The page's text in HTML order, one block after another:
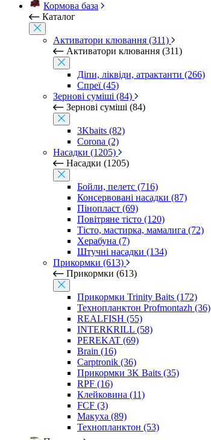
Кормова база
Каталог
Активатори клювання (311)
Активатори клювання (311)
Діпи, ліквіди, атрактанти (266)
Спреї (45)
Зернові суміші (84)
Зернові суміші (84)
3Kbaits (82)
Corona (2)
Насадки (1205)
Насадки (1205)
Бойли, пелетс (716)
Консервовані насадки (87)
Пінопласт (69)
Повітряне тісто (120)
Тісто, мастирка, мамалига (72)
Херабуна (7)
Штучні насадки (134)
Прикормки (613)
Прикормки (613)
Прикормки Trinity Baits (172)
Технопланктон Profmontazh (36)
REALFISH (55)
INTERKRILL (58)
PEREKAT (69)
Brain (16)
Carptronik (36)
Прикормки 3K Baits (35)
RPF (16)
Клейковина (11)
FCF (3)
Макуха (89)
Технопланктон (53)